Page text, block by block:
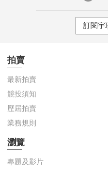
訂閱宇
拍賣
最新拍賣
競投須知
歷屆拍賣
業務規則
瀏覽
專題及影片